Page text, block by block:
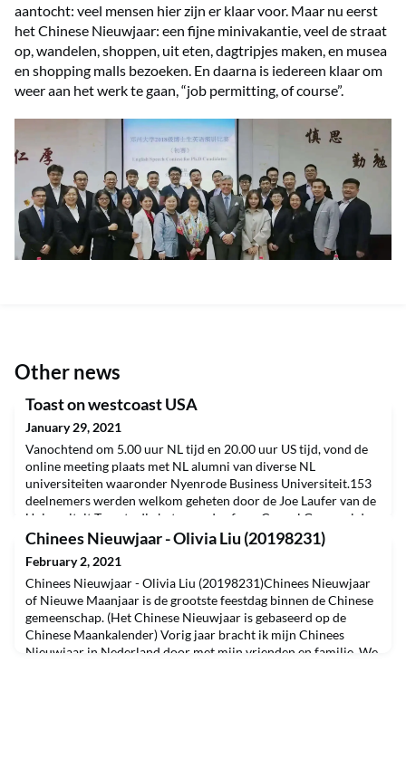
aantocht: veel mensen hier zijn er klaar voor. Maar nu eerst
het Chinese Nieuwjaar: een fijne minivakantie, veel de straat
op, wandelen, shoppen, uit eten, dagtripjes maken, en musea
en shopping malls bezoeken. En daarna is iedereen klaar om
weer aan het werk te gaan, “job permitting, of course”.
Other news
Toast on westcoast USA
January 29, 2021
Vanochtend om 5.00 uur NL tijd en 20.00 uur US tijd, vond de
online meeting plaats met NL alumni van diverse NL
universiteiten waaronder Nyenrode Business Universiteit.153
deelnemers werden welkom geheten door de Joe Laufer van de
Universiteit Twente die het woord gaf aan Consul Generaal de
heer Dirk Janssen en Deborah van den Brande. Na de speech
deelde Onno Faber, alumnus van TU Delft zijn indru
Chinees Nieuwjaar - Olivia Liu (20198231)
February 2, 2021
Chinees Nieuwjaar - Olivia Liu (20198231)Chinees Nieuwjaar
of Nieuwe Maanjaar is de grootste feestdag binnen de Chinese
gemeenschap. (Het Chinese Nieuwjaar is gebaseerd op de
Chinese Maankalender) Vorig jaar bracht ik mijn Chinees
Nieuwjaar in Nederland door met mijn vrienden en familie. We